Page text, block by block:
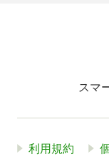
スマ
利用規約